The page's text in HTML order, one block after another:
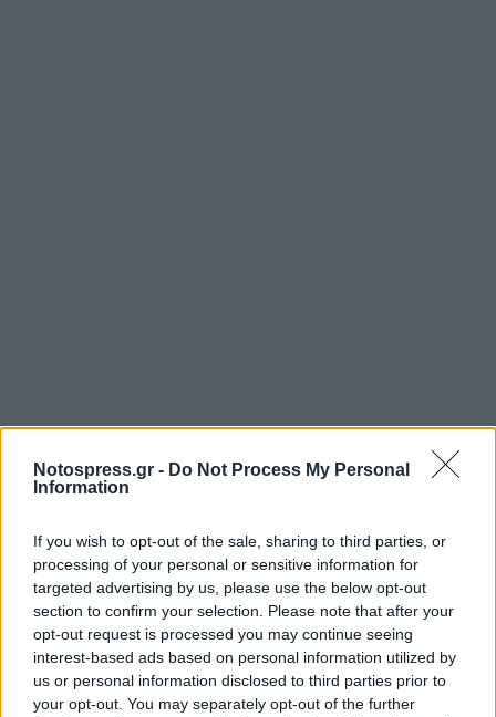
Notospress.gr - Do Not Process My Personal
Information
If you wish to opt-out of the sale, sharing to third parties, or
processing of your personal or sensitive information for
targeted advertising by us, please use the below opt-out
section to confirm your selection. Please note that after your
opt-out request is processed you may continue seeing
interest-based ads based on personal information utilized by
us or personal information disclosed to third parties prior to
your opt-out. You may separately opt-out of the further